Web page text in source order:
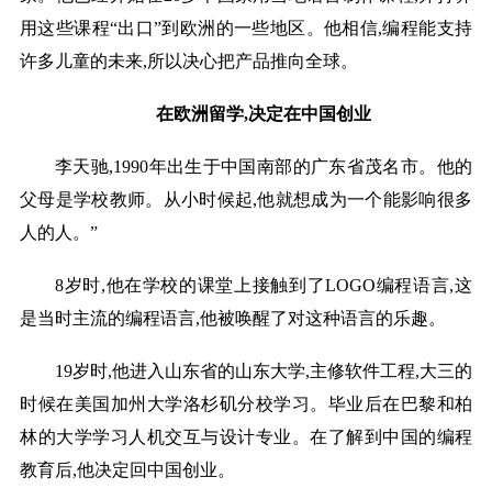
用这些课程“出口”到欧洲的一些地区。他相信,编程能支持
许多儿童的未来,所以决心把产品推向全球。
在欧洲留学,决定在中国创业
李天驰,1990年出生于中国南部的广东省茂名市。他的
父母是学校教师。从小时候起,他就想成为一个能影响很多
人的人。”
8岁时,他在学校的课堂上接触到了LOGO编程语言,这
是当时主流的编程语言,他被唤醒了对这种语言的乐趣。
19岁时,他进入山东省的山东大学,主修软件工程,大三的
时候在美国加州大学洛杉矶分校学习。毕业后在巴黎和柏
林的大学学习人机交互与设计专业。在了解到中国的编程
教育后,他决定回中国创业。